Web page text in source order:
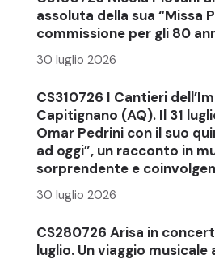
assoluta della sua “Missa
commissione per gli 80
30 luglio 2026
CS310726 I Cantieri
Capitignano (AQ). Il 31
Omar Pedrini con il suo
ad oggi”, un racconto in
sorprendente e
30 luglio 2026
CS280726 Arisa in
luglio. Un viaggio